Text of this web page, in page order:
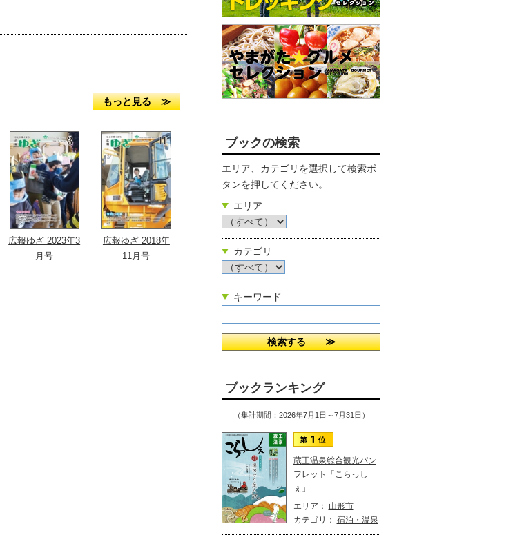
もっと見る ≫
広報ゆざ 2023年3
月号
広報ゆざ 2018年
11月号
ブックの検索
エリア、カテゴリを選択して検索ボ
タンを押してください。
エリア
カテゴリ
キーワード
ブックランキング
（集計期間：2026年7月1日～7月31日）
蔵王温泉総合観光パン
フレット「こらっし
ぇ」
エリア：
山形市
カテゴリ： 宿泊・温泉